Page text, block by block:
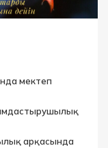
мектеп
арқасында